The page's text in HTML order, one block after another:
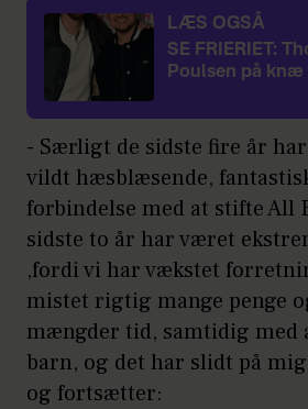
LÆS OGSÅ
SE FRIERIET:
Poulsen på knæ
- Særligt de sidste fire år
vildt hæsblæsende,
forbindelse med at stifte All
sidste to år har været
,fordi vi har vækstet
mistet rigtig mange penge
mængder tid, samtidig med
barn, og det har slidt på
og fortsætter: